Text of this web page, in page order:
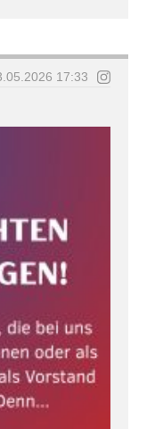
17:33